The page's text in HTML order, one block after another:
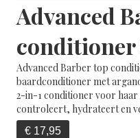
Advanced
conditioner
Advanced Barber top
baardconditioner met
2-in-1 conditioner voor
controleert, hydrateert en
€ 17,95